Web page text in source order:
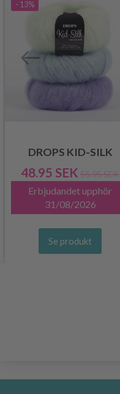
- 13%
DROPS KID-SILK
48.95 SEK 55.95 SEK
Erbjudandet upphör
31/08/2026
Se produkt